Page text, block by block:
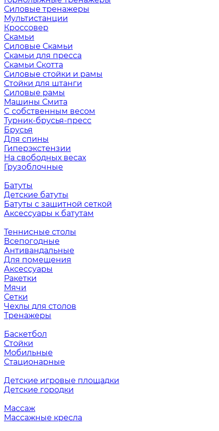
Силовые тренажеры
Мультистанции
Кроссовер
Скамьи
Силовые Скамьи
Скамьи для пресса
Скамьи Скотта
Силовые стойки и рамы
Стойки для штанги
Силовые рамы
Машины Смита
C собственным весом
Турник-брусья-пресс
Брусья
Для спины
Гиперэкстензии
На свободных весах
Грузоблочные
Батуты
Детские батуты
Батуты с защитной сеткой
Аксессуары к батутам
Теннисные столы
Всепогодные
Антивандальные
Для помещения
Аксессуары
Ракетки
Мячи
Сетки
Чехлы для столов
Тренажеры
Баскетбол
Стойки
Мобильные
Стационарные
Детские игровые площадки
Детские городки
Массаж
Массажные кресла